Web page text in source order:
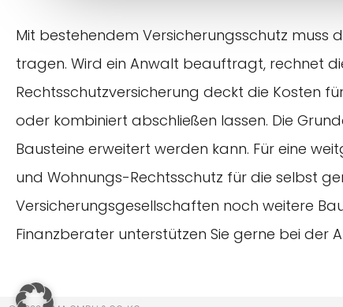
Mit bestehendem Versicherungsschutz muss
tragen. Wird ein Anwalt beauftragt, rechnet
Rechtsschutzversicherung deckt die Kosten
oder kombiniert abschließen lassen. Die
Bausteine erweitert werden kann. Für eine
und Wohnungs-Rechtsschutz für die selbst
Versicherungsgesellschaften noch weitere
Finanzberater unterstützen Sie gerne bei der